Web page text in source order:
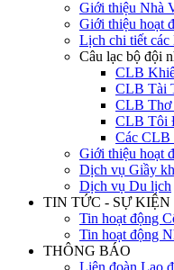
Giới thiệu Nhà
Giới thiệu hoạt
Lịch chi tiết các
Câu lạc bộ đội
CLB
CLB Tài
CLB Thơ
CLB Tôi
Các CLB
Giới thiệu hoạt
Dịch vụ Giầy
Dịch vụ Du lịch
TIN TỨC - SỰ KIỆN
Tin hoạt động
Tin hoạt động
THÔNG BÁO
Liên đoàn Lao